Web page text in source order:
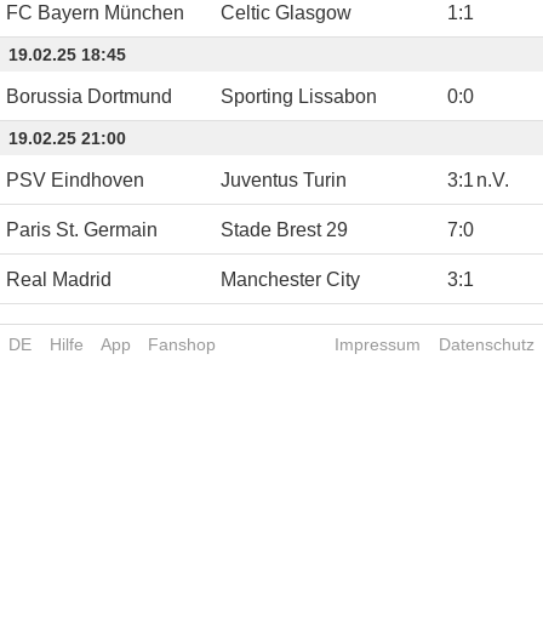
FC Bayern München Celtic Glasgow 1:1
19.02.25 18:45
Borussia Dortmund Sporting Lissabon 0:0
19.02.25 21:00
PSV Eindhoven Juventus Turin 3:1 n.V.
Paris St. Germain Stade Brest 29 7:0
Real Madrid Manchester City 3:1
DE Hilfe App Fanshop Impressum Datenschutz